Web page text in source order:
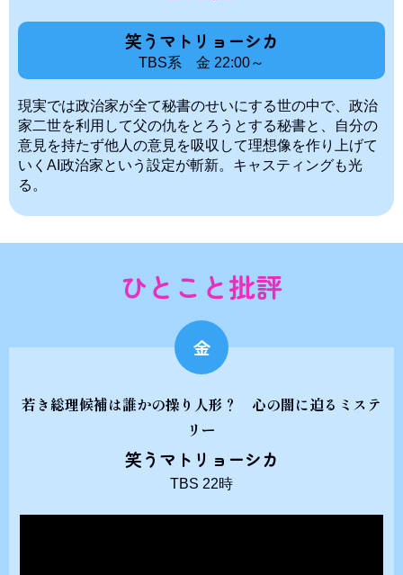
笑うマトリョーシカ
TBS系 金 22:00～
現実では政治家が全て秘書のせいにする世の中で、政治
家二世を利用して父の仇をとろうとする秘書と、自分の
意見を持たず他人の意見を吸収して理想像を作り上げて
いくAI政治家という設定が斬新。キャスティングも光
る。
ひとこと批評
金
若き総理候補は誰かの操り人形？ 心の闇に迫るミステ
リー
笑うマトリョーシカ
TBS 22時